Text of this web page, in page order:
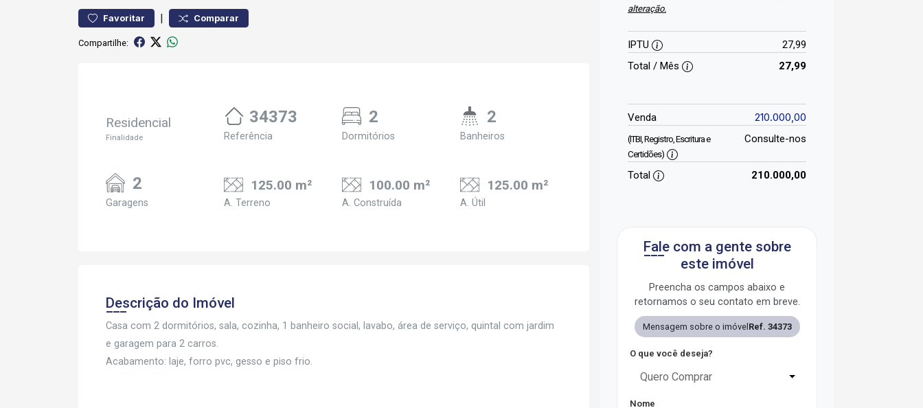
Favoritar | Comparar
Compartilhe:
Residencial
Finalidade
34373
Referência
2
Dormitórios
2
Banheiros
2
Garagens
125.00 m²
A. Terreno
100.00 m²
A. Construída
125.00 m²
A. Útil
Descrição do Imóvel
Casa com 2 dormitórios, sala, cozinha, 1 banheiro social, lavabo, área de serviço, quintal com jardim
e garagem para 2 carros.
Acabamento: laje, forro pvc, gesso e piso frio.
alteração.
IPTU
27,99
Total / Mês
27,99
Venda 210.000,00
(ITBI, Registro, Escritura e
Certidões)
Consulte-nos
Total 210.000,00
Fale com a gente sobre
este imóvel
Preencha os campos abaixo e
retornamos o seu contato em breve.
Mensagem sobre o imóvel Ref. 34373
O que você deseja?
Quero Comprar
Nome